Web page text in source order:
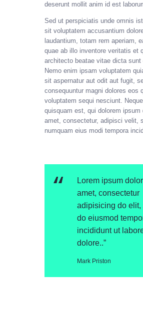
deserunt mollit anim id est
Sed ut perspiciatis unde omnis
sit voluptatem accusantium
laudantium, totam rem aperiam,
quae ab illo inventore veritatis et
architecto beatae vitae dicta sunt
Nemo enim ipsam voluptatem
sit aspernatur aut odit aut fugit,
consequuntur magni dolores eos
voluptatem sequi nesciunt.
quisquam est, qui dolorem ipsum
amet, consectetur, adipisci velit,
numquam eius modi tempora
Lorem ipsum
amet, consectetur
adipisicing do elit,
do eiusmod
incididunt ut
dolore..”
Mark Priston